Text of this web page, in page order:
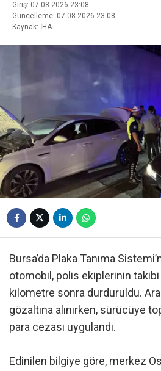
Giriş: 07-08-2026 23:08
Güncelleme: 07-08-2026 23:08
Kaynak: İHA
Bursa’da Plaka Tanıma
otomobil, polis ekiplerinin takibi
kilometre sonra durduruldu.
gözaltına alınırken, sürücüye
para cezası uygulandı.
Edinilen bilgiye göre, merkez